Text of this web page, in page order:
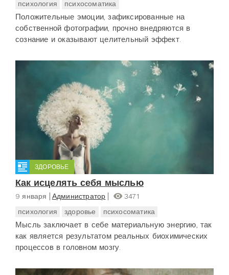
психология
психосоматика
Положительные эмоции, зафиксированные на
собственной фотографии, прочно внедряются в
сознание и оказывают целительный эффект.
ЗДОРОВЬЕ
Как исцелять себя мыслью
9 января Администратор
3471
психология
здоровье психосоматика
Мысль заключает в себе материальную энергию, так
как является результатом реальных биохимических
процессов в головном мозгу.